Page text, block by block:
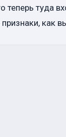
теперь туда
как